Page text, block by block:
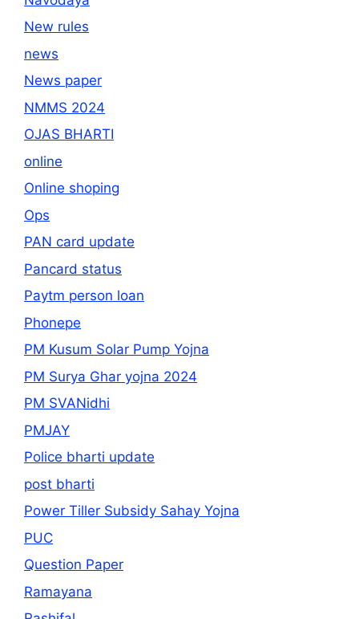
New rules
news
News paper
NMMS 2024
OJAS BHARTI
online
Online shoping
Ops
PAN card update
Pancard status
Paytm person loan
Phonepe
PM Kusum Solar Pump Yojna
PM Surya Ghar yojna 2024
PM SVANidhi
PMJAY
Police bharti update
post bharti
Power Tiller Subsidy Sahay Yojna
PUC
Question Paper
Ramayana